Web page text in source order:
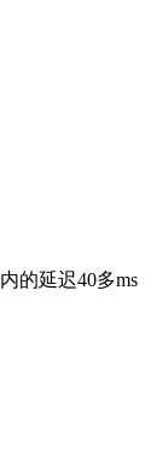
的延迟40多ms